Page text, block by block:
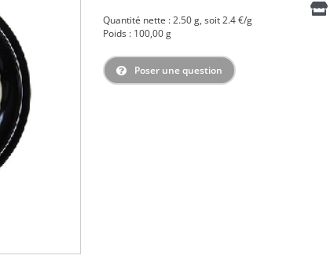
Quantité nette : 2.50 g, soit 2.4 €/g
Poids : 100,00 g
Poser une question